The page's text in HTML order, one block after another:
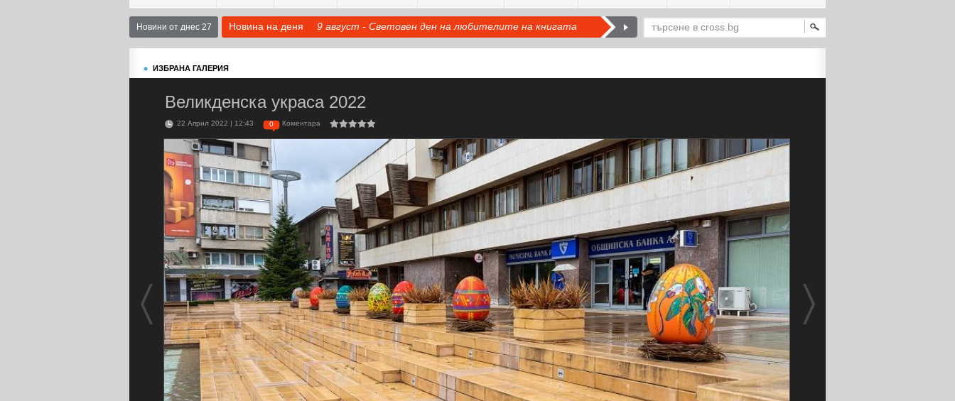
Новини от днес 27 Новина на деня 9 август - Световен ден на любителите на книгата
ИЗБРАНА ГАЛЕРИЯ
Великденска украса 2022
22 Април 2022 | 12:43 0 Коментара